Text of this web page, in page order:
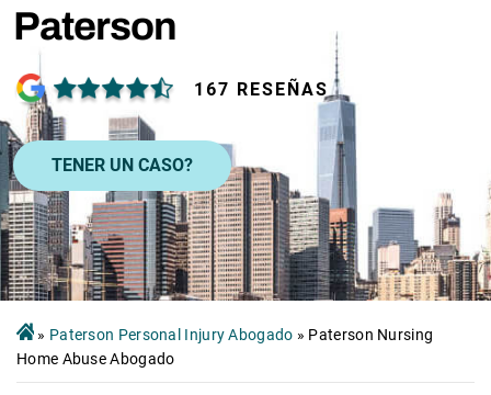
Paterson
167 RESEÑAS
TENER UN CASO?
» Paterson Personal Injury Abogado » Paterson Nursing
Home Abuse Abogado